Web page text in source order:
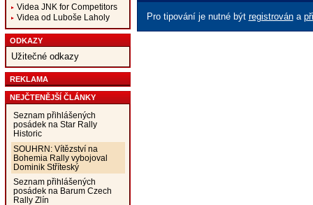
Videa JNK for Competitors
Videa od Luboše Laholy
ODKAZY
Užitečné odkazy
REKLAMA
NEJČTENĚJŠÍ ČLÁNKY
Seznam přihlášených
posádek na Star Rally
Historic
SOUHRN: Vítězství na
Bohemia Rally vybojoval
Dominik Stříteský
Seznam přihlášených
posádek na Barum Czech
Rally Zlín
Pro tipování je nutné být registrována